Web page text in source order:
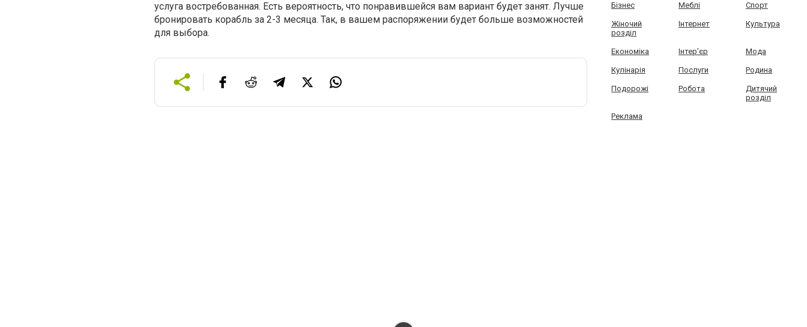
услуга востребованная. Есть вероятность, что понравившейся вам вариант будет занят. Лучше
бронировать корабль за 2-3 месяца. Так, в вашем распоряжении будет больше возможностей
для выбора.
Бізнес Меблі Спорт
Жіночий
розділ
Інтернет Культура
Економіка Інтер'єр Мода
Кулінарія Послуги Родина
Подорожі Робота
Дитячий
розділ
Реклама